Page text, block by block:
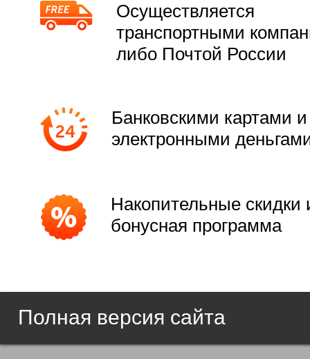
Осуществляется
транспортными
либо Почтой России
Банковскими картами и
электронными
Накопительные скидки
бонусная программа
Полная версия сайта